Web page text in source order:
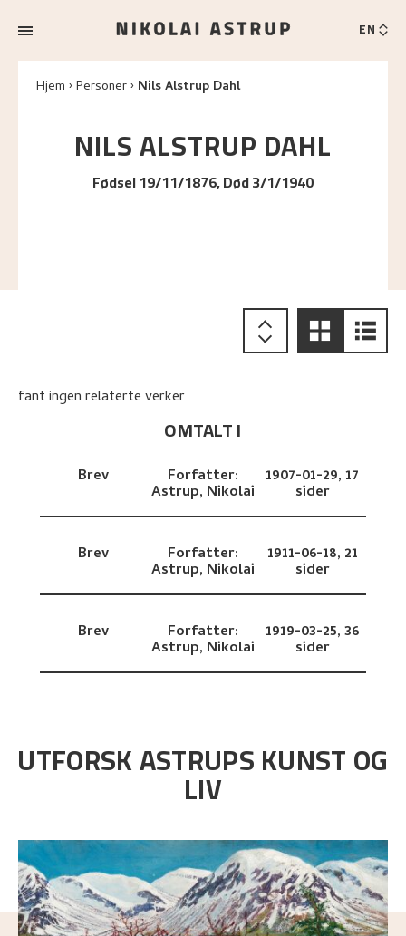
EN
Hjem Personer Nils Alstrup Dahl
NILS ALSTRUPDAHL
Fødsel 19/11/1876, Død 3/1/1940
fant ingen relaterte verker
OMTALT I
Brev Forfatter:
Astrup, Nikolai
1907-01-29,17
sider
Brev Forfatter:
Astrup, Nikolai
1911-06-18, 21
sider
Brev Forfatter:
Astrup, Nikolai
1919-03-25,36
sider
UTFORSK ASTRUPS KUNST OG
LIV